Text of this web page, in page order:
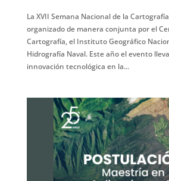
La XVII Semana Nacional de la
organizado de manera conjunta por el
Cartografía, el Instituto Geográfico
Hidrografía Naval. Este año el evento
innovación tecnológica en la...